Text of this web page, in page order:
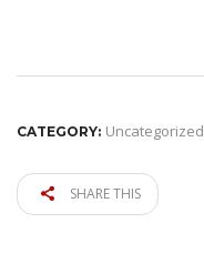
CATEGORY: Uncategorized
SHARE THIS